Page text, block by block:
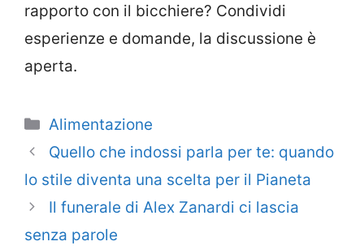
rapporto con il bicchiere? Condividi
esperienze e domande, la discussione è
aperta.
Categorie
Alimentazione
Quello che indossi parla per te: quando
lo stile diventa una scelta per il Pianeta
Il funerale di Alex Zanardi ci lascia
senza parole